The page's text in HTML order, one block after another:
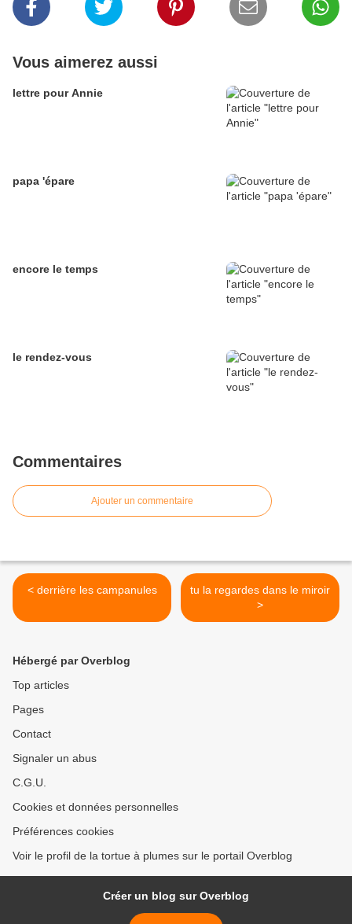
Vous aimerez aussi
lettre pour Annie
papa 'épare
encore le temps
le rendez-vous
Commentaires
Ajouter un commentaire
< derrière les campanules
tu la regardes dans le miroir
>
Hébergé par Overblog
Top articles
Pages
Contact
Signaler un abus
C.G.U.
Cookies et données personnelles
Préférences cookies
Voir le profil de la tortue à plumes sur le portail Overblog
Créer un blog sur Overblog